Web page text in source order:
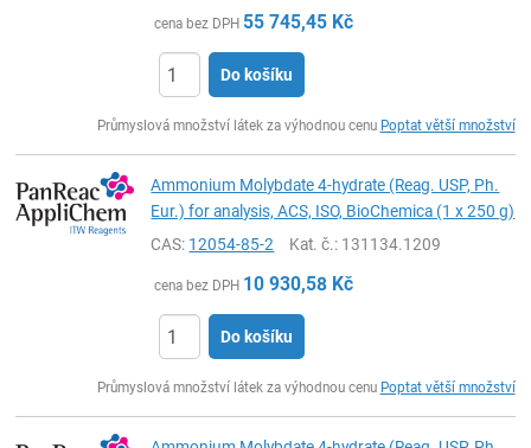
cena bez DPH 55 745,45 Kč
Do košíku
Průmyslová množství látek za výhodnou cenu Poptat větší množství
Ammonium Molybdate 4-hydrate (Reag. USP, Ph.
Eur.) for analysis, ACS, ISO, BioChemica (1 x 250 g)
CAS: 12054-85-2 Kat. č.: 131134.1209
cena bez DPH 10 930,58 Kč
Do košíku
Průmyslová množství látek za výhodnou cenu Poptat větší množství